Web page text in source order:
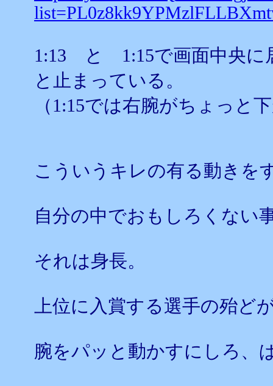
1:13 と 1:15で画面中央に
と止まっている。
（1:15では右腕がちょっと
こういうキレの有る動きを
自分の中でおもしろくない
それは身長。
上位に入賞する選手の殆ど
腕をパッと動かすにしろ、